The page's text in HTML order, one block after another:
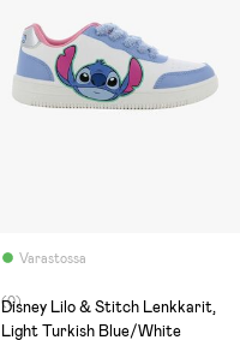
Varastossa
(0)
Disney Lilo & Stitch Lenkkarit,
Light Turkish Blue/White